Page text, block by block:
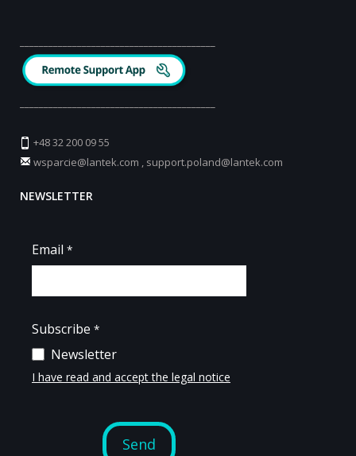
+48 32 200 09 55
wsparcie@lantek.com , support.poland@lantek.com
NEWSLETTER